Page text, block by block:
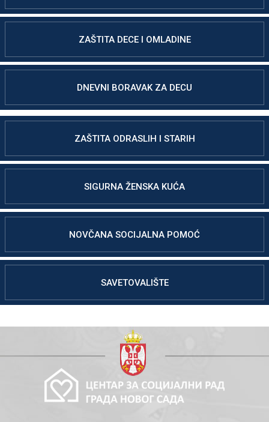
ZAŠTITA DECE I OMLADINE
DNEVNI BORAVAK ZA DECU
ZAŠTITA ODRASLIH I STARIH
SIGURNA ŽENSKA KUĆA
NOVČANA SOCIJALNA POMOĆ
SAVETOVALIŠTE